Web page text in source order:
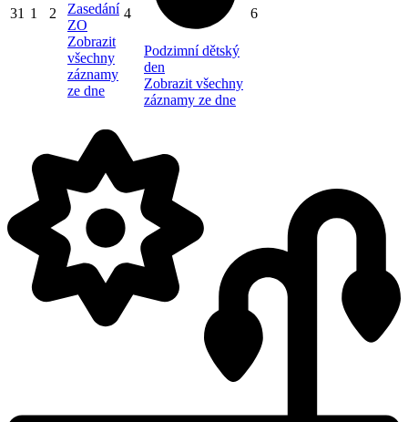
31 1 2
Zasedání
ZO
Zobrazit
všechny
záznamy
ze dne
4
Podzimní dětský
den
Zobrazit všechny
záznamy ze dne
6